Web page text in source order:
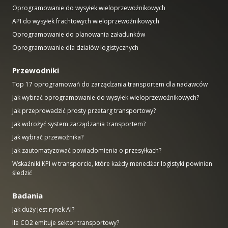
Oprogramowanie do wysyłek wieloprzewoźnikowych
API do wysyłek frachtowych wieloprzewoźnikowych
Oprogramowanie do planowania załadunków
Oprogramowanie dla działów logistycznych
Przewodniki
Top 17 oprogramowań do zarządzania transportem dla nadawców
Jak wybrać oprogramowanie do wysyłek wieloprzewoźnikowych?
Jak przeprowadzić prosty przetarg transportowy?
Jak wdrożyć system zarządzania transportem?
Jak wybrać przewoźnika?
Jak zautomatyzować powiadomienia o przesyłkach?
Wskaźniki KPI w transporcie, które każdy menedżer logistyki powinien
śledzić
Badania
Jak duży jest rynek AI?
Ile CO2 emituje sektor transportowy?